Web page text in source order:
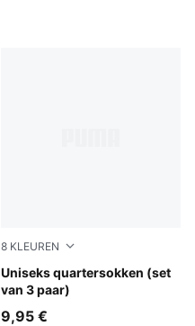
8 KLEUREN
Uniseks quartersokken (set
van 3 paar)
black
9,95 €